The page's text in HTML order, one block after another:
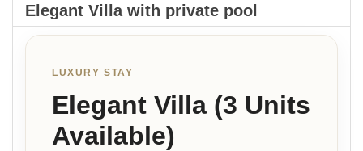
Elegant Villa with private pool
LUXURY STAY
Elegant Villa (3 Units
Available)